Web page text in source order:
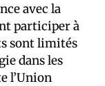
avec la
participer à
sont limités
dans les
l’Union